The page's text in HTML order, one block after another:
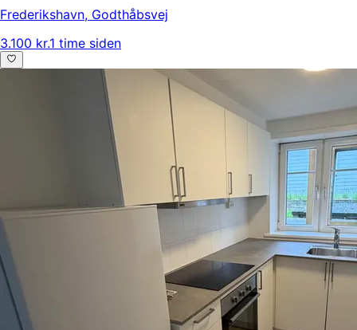
Frederikshavn, Godthåbsvej
3.100 kr.1 time siden